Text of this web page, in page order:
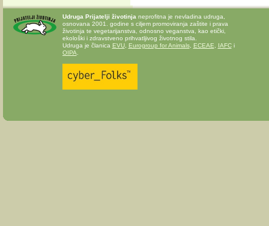
Udruga Prijatelji životinja neprofitna je nevladina udruga,
osnovana 2001. godine s ciljem promoviranja zaštite i prava
životinja te vegetarijanstva, odnosno veganstva, kao etički,
ekološki i zdravstveno prihvatljivog životnog stila.
Udruga je članica EVU, Eurogroup for Animals, ECEAE IAFCi
OIPA